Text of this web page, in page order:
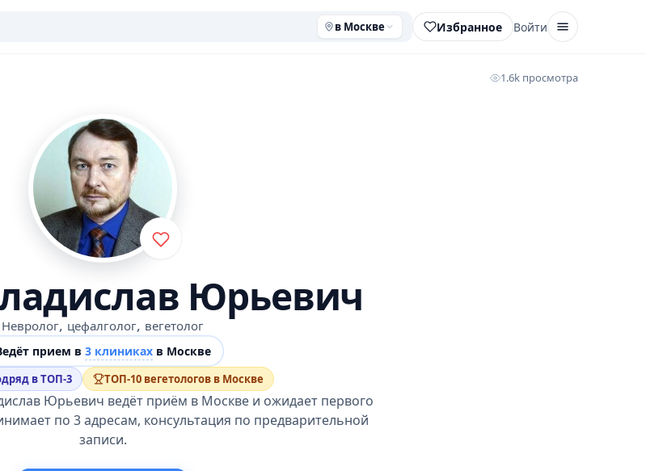
в Москве Избранное Войти
1.6k просмотра
Юрьевич
Невролог, цефалголог, вегетолог
прием в 3 клиникахв Москве
в ТОП-3 ТОП-10 вегетологов в Москве
Юрьевич ведёт приём в Москве и ожидает первого
по 3 адресам, консультация по предварительной
записи.